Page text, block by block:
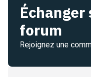
forum
Rejoignez une